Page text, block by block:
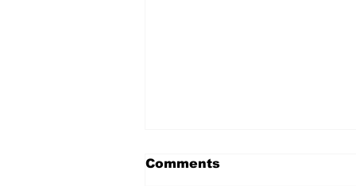
Comments